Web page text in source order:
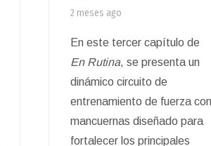
2 meses ago
En este tercer capítulo de
En Rutina, se presenta un
dinámico circuito de
entrenamiento de fuerza con
mancuernas diseñado para
fortalecer los principales